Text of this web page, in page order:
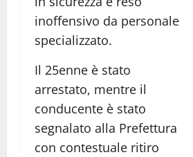
inoffensivo da personale
specializzato.
Il 25enne è stato
arrestato, mentre il
conducente è stato
segnalato alla Prefettura
con contestuale ritiro